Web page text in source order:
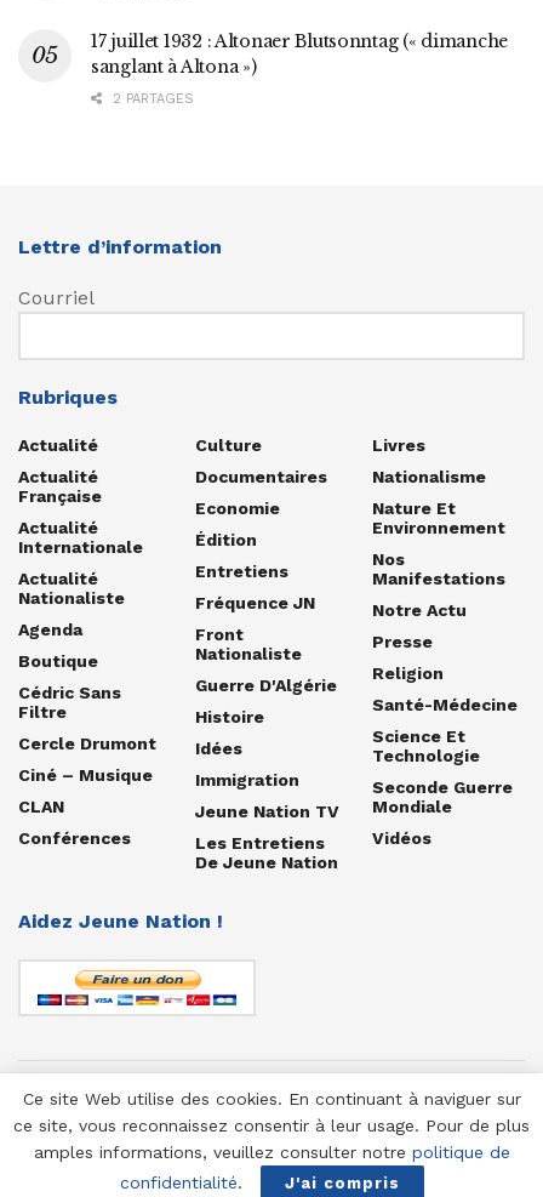
17 juillet 1932 : Altonaer Blutsonntag (« dimanche
sanglant à Altona »)
2 PARTAGES
Lettre d’information
Courriel
Rubriques
Actualité
Actualité
Française
Actualité
Internationale
Actualité
Nationaliste
Agenda
Boutique
Cédric Sans
Filtre
Cercle Drumont
Ciné – Musique
CLAN
Conférences
Culture
Documentaires
Economie
Édition
Entretiens
Fréquence JN
Front
Nationaliste
Guerre D'Algérie
Histoire
Idées
Immigration
Jeune Nation TV
Les Entretiens
De Jeune Nation
Livres
Nationalisme
Nature Et
Environnement
Nos
Manifestations
Notre Actu
Presse
Religion
Santé-Médecine
Science Et
Technologie
Seconde Guerre
Mondiale
Vidéos
Aidez Jeune Nation !
© 1958-2025 Jeune Nation
Ce site Web utilise des cookies. En continuant à naviguer sur
ce site, vous reconnaissez consentir à leur usage. Pour de plus
amples informations, veuillez consulter notre politique de
confidentialité. J'ai compris